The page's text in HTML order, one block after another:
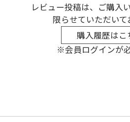
レビュー投稿は、ご購入
限らせていただいて
購入履歴はこ
※会員ログインが必